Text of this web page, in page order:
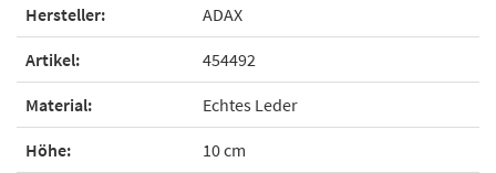
Hersteller: ADAX
Artikel: 454492
Material: Echtes Leder
Höhe: 10 cm